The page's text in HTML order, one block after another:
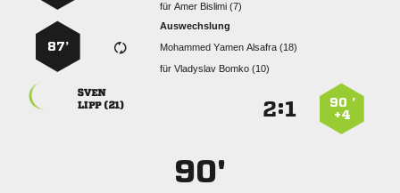
für  
Auswechslung
   
für  
87’
90 ’
+4
:

 
90'